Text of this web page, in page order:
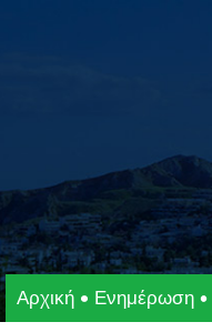
Αρχική Ενημέρωση